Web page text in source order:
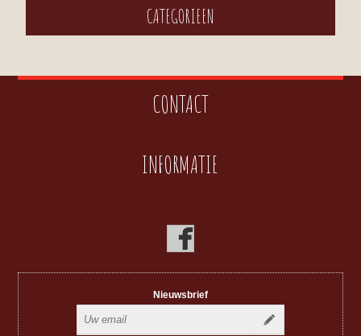
CATEGORIEEN
CONTACT
INFORMATIE
Nieuwsbrief